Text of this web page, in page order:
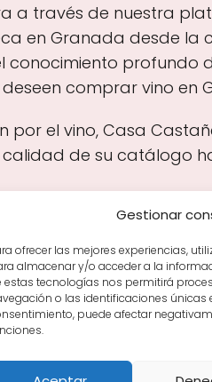
Gestionar
ofrecer las mejores experiencias,
almacenar y/o acceder a la
estas tecnologías nos permitirá
o las identificaciones únicas
puede afectar
a través de nuestra
en Granada desde la
conocimiento profundo
comprar vino en
por el vino, Casa
de su catálogo
mesa Tiendas de vino por
viñedo en Rioja Vino Rioja